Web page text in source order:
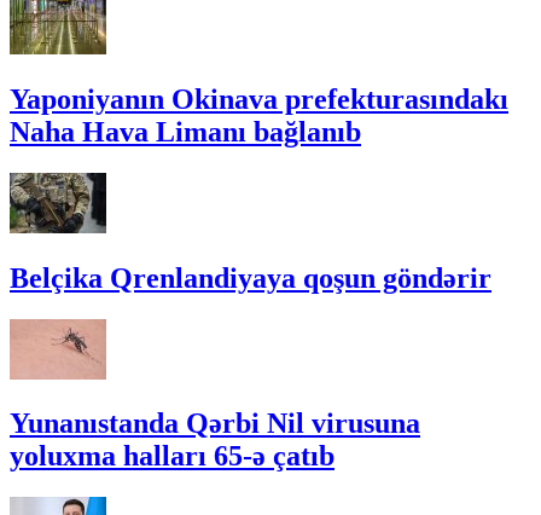
Yaponiyanın Okinava prefekturasındakı
Naha Hava Limanı bağlanıb
Belçika Qrenlandiyaya qoşun göndərir
Yunanıstanda Qərbi Nil virusuna
yoluxma halları 65-ə çatıb